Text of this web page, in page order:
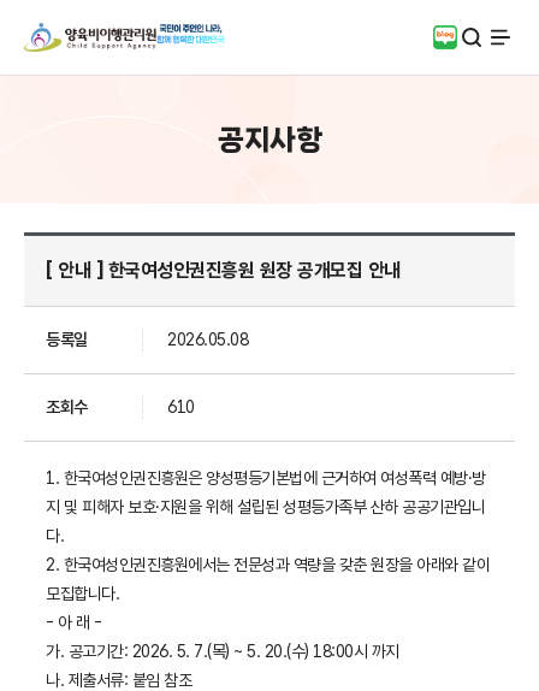
블로그검색
전체
공지사항
[ 안내 ] 한국여성인권진흥원 원장 공개모집 안내
등록일 2026.05.08
조회수 610
1. 한국여성인권진흥원은 양성평등기본법에 근거하여 여성폭력 예방·방
지 및 피해자 보호·지원을 위해 설립된 성평등가족부 산하 공공기관입니
다.
2. 한국여성인권진흥원에서는 전문성과 역량을 갖춘 원장을 아래와 같이
모집합니다.
- 아 래 -
가. 공고기간: 2026. 5. 7.(목) ~ 5. 20.(수) 18:00시 까지
나. 제출서류: 붙임 참조